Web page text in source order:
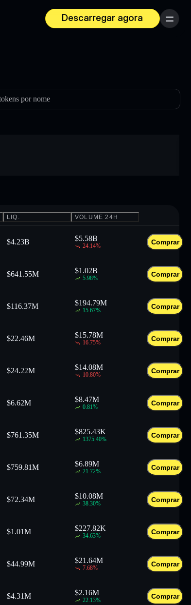
Descarregar agora
Menu
por nome
LIQ. VOLUME 24H
$4.23B $5.58B
24.14%
Comprar
$641.55M $1.02B
5.98%
Comprar
$116.37M $194.79M
15.67%
Comprar
$22.46M $15.78M
16.75%
Comprar
$24.22M $14.08M
10.80%
Comprar
$6.62M $8.47M
0.81%
Comprar
$761.35M $825.43K
1375.40%
Comprar
$759.81M $6.89M
21.72%
Comprar
$72.34M $10.08M
38.30%
Comprar
$1.01M $227.82K
34.63%
Comprar
$44.99M $21.64M
7.68%
Comprar
$4.31M $2.16M
22.13%
Comprar